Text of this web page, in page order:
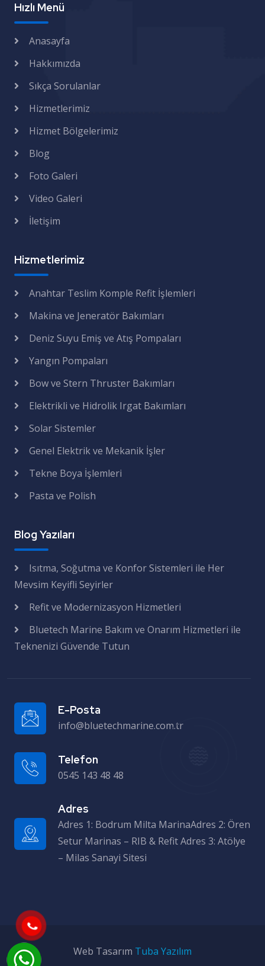
Hızlı Menü
Anasayfa
Hakkımızda
Sıkça Sorulanlar
Hizmetlerimiz
Hizmet Bölgelerimiz
Blog
Foto Galeri
Video Galeri
İletişim
Hizmetlerimiz
Anahtar Teslim Komple Refit İşlemleri
Makina ve Jeneratör Bakımları
Deniz Suyu Emiş ve Atış Pompaları
Yangın Pompaları
Bow ve Stern Thruster Bakımları
Elektrikli ve Hidrolik Irgat Bakımları
Solar Sistemler
Genel Elektrik ve Mekanik İşler
Tekne Boya İşlemleri
Pasta ve Polish
Blog Yazıları
Isıtma, Soğutma ve Konfor Sistemleri ile Her
Mevsim Keyifli Seyirler
Refit ve Modernizasyon Hizmetleri
Bluetech Marine Bakım ve Onarım Hizmetleri ile
Teknenizi Güvende Tutun
E-Posta
info@bluetechmarine.com.tr
Telefon
0545 143 48 48
Adres
Adres 1: Bodrum Milta MarinaAdres 2: Ören Setur Marinas – RIB & Refit Adres 3: Atölye – Milas Sanayi Sitesi
Web Tasarım Tuba Yazılım